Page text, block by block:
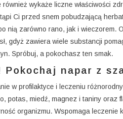
wykaże liczne właściwości
Ci przed snem pobudzającą
nią zarówno rano, jak i wieczorem.
gdyż zawiera wiele substancji
Spróbuj, a pokochasz ten smak.
napar z
w profilaktyce i leczeniu
potas, miedź, magnez i taniny oraz
organizmu. Wspomaga